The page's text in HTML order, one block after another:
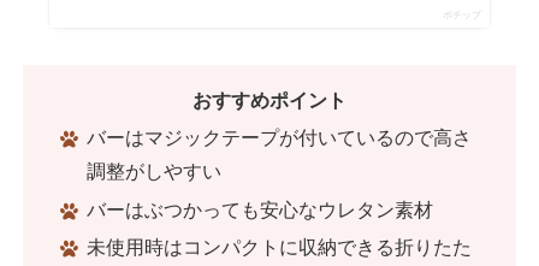
ポチップ
おすすめポイント
バーはマジックテープが付いているので高さ
調整がしやすい
バーはぶつかっても安心なウレタン素材
未使用時はコンパクトに収納できる折りたた